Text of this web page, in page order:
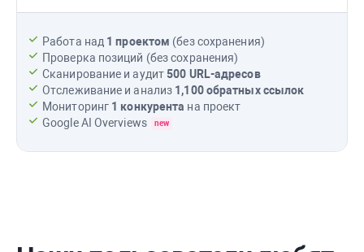
Работа над 1 проектом (без сохранения)
Проверка позиций (без сохранения)
Сканирование и аудит500 URL-адресов
Отслеживание и анализ 1,100обратных ссылок
Мониторинг 1 конкурента на проект
Google AI Overviews
new